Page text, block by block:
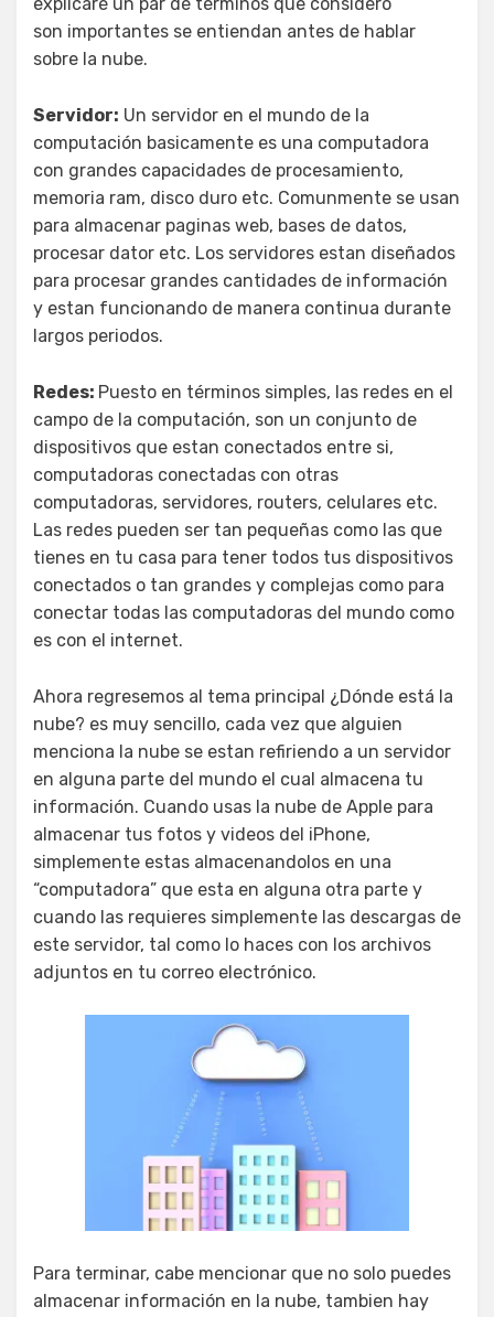
explicaré un par de términos que considero
son importantes se entiendan antes de hablar
sobre la nube.
Servidor: Un servidor en el mundo de la
computación basicamente es una computadora
con grandes capacidades de procesamiento,
memoria ram, disco duro etc. Comunmente se usan
para almacenar paginas web, bases de datos,
procesar dator etc. Los servidores estan diseñados
para procesar grandes cantidades de información
y estan funcionando de manera continua durante
largos periodos.
Redes: Puesto en términos simples, las redes en el
campo de la computación, son un conjunto de
dispositivos que estan conectados entre si,
computadoras conectadas con otras
computadoras, servidores, routers, celulares etc.
Las redes pueden ser tan pequeñas como las que
tienes en tu casa para tener todos tus dispositivos
conectados o tan grandes y complejas como para
conectar todas las computadoras del mundo como
es con el internet.
Ahora regresemos al tema principal ¿Dónde está la
nube? es muy sencillo, cada vez que alguien
menciona la nube se estan refiriendo a un servidor
en alguna parte del mundo el cual almacena tu
información. Cuando usas la nube de Apple para
almacenar tus fotos y videos del iPhone,
simplemente estas almacenandolos en una
“computadora” que esta en alguna otra parte y
cuando las requieres simplemente las descargas de
este servidor, tal como lo haces con los archivos
adjuntos en tu correo electrónico.
Para terminar, cabe mencionar que no solo puedes
almacenar información en la nube, tambien hay